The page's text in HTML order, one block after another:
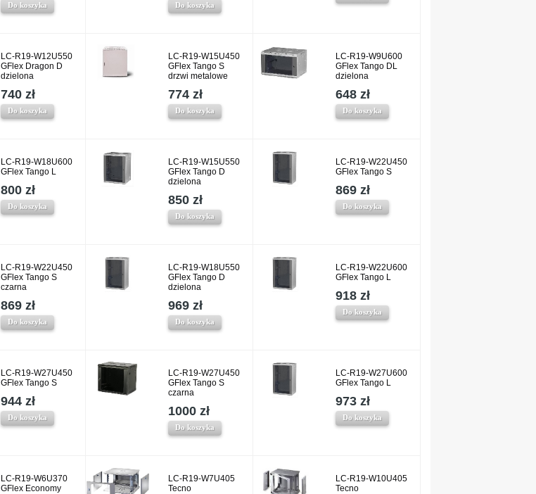
Do koszyka Do koszyka
LC-R19-W12U550
GFlex Dragon D
dzielona
740 zł
Do koszyka
LC-R19-W15U450
GFlex Tango S
drzwi metalowe
774 zł
Do koszyka
LC-R19-W9U600
GFlex Tango DL
dzielona
648 zł
Do koszyka
LC-R19-W18U600
GFlex Tango L
800 zł
Do koszyka
LC-R19-W15U550
GFlex Tango D
dzielona
850 zł
Do koszyka
LC-R19-W22U450
GFlex Tango S
869 zł
Do koszyka
LC-R19-W22U450
GFlex Tango S
czarna
869 zł
Do koszyka
LC-R19-W18U550
GFlex Tango D
dzielona
969 zł
Do koszyka
LC-R19-W22U600
GFlex Tango L
918 zł
Do koszyka
LC-R19-W27U450
GFlex Tango S
944 zł
Do koszyka
LC-R19-W27U450
GFlex Tango S
czarna
1000 zł
Do koszyka
LC-R19-W27U600
GFlex Tango L
973 zł
Do koszyka
LC-R19-W6U370
GFlex Economy
LC-R19-W7U405
Tecno
LC-R19-W10U405
Tecno